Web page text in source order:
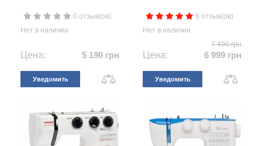
0 отзыв(ов)
Нет в наличии
Цена: 5 190 грн
Уведомить
8 отзыв(ов)
Нет в наличии
7 490 грн
Цена: 6 999 грн
Уведомить